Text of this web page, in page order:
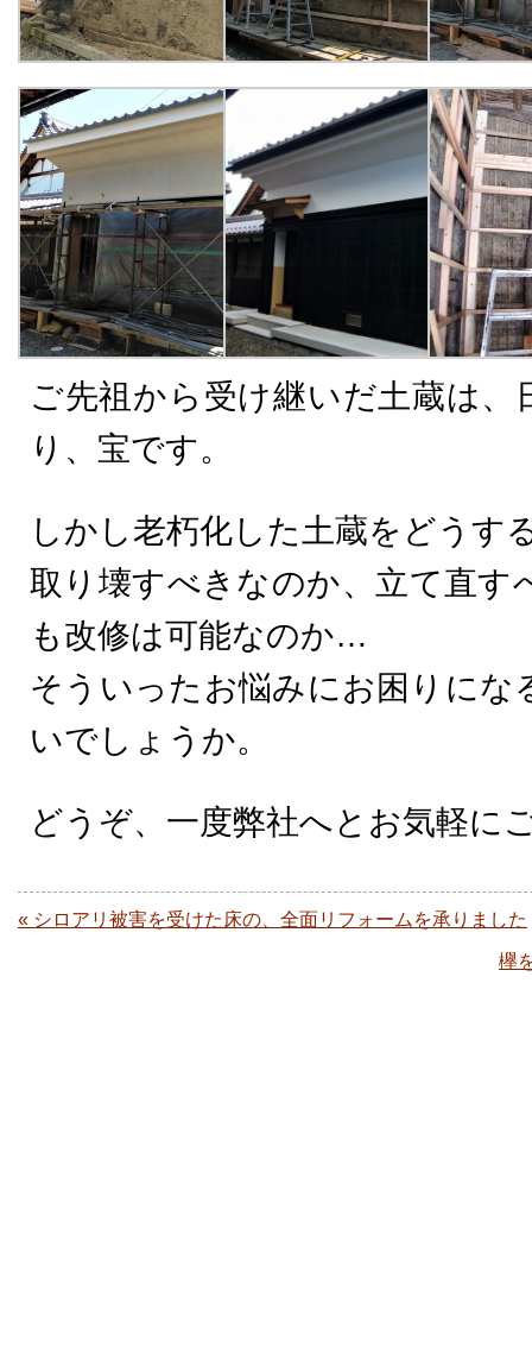
ご先祖から受け継いだ土蔵は、
り、宝です。
しかし老朽化した土蔵をどうす
取り壊すべきなのか、立て直す
も改修は可能なのか…
そういったお悩みにお困りにな
いでしょうか。
どうぞ、一度弊社へとお気軽に
« シロアリ被害を受けた床の、全面リフォームを承りました
欅